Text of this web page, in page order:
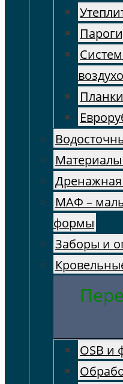
Дренажная
МАФ –
формы
Заборы и
OSB и